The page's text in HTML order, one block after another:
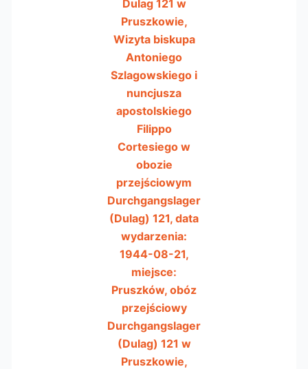
Dulag 121 w
Pruszkowie,
Wizyta biskupa
Antoniego
Szlagowskiego i
nuncjusza
apostolskiego
Filippo
Cortesiego w
obozie
przejściowym
Durchgangslager
(Dulag) 121, data
wydarzenia:
1944-08-21,
miejsce:
Pruszków, obóz
przejściowy
Durchgangslager
(Dulag) 121 w
Pruszkowie,